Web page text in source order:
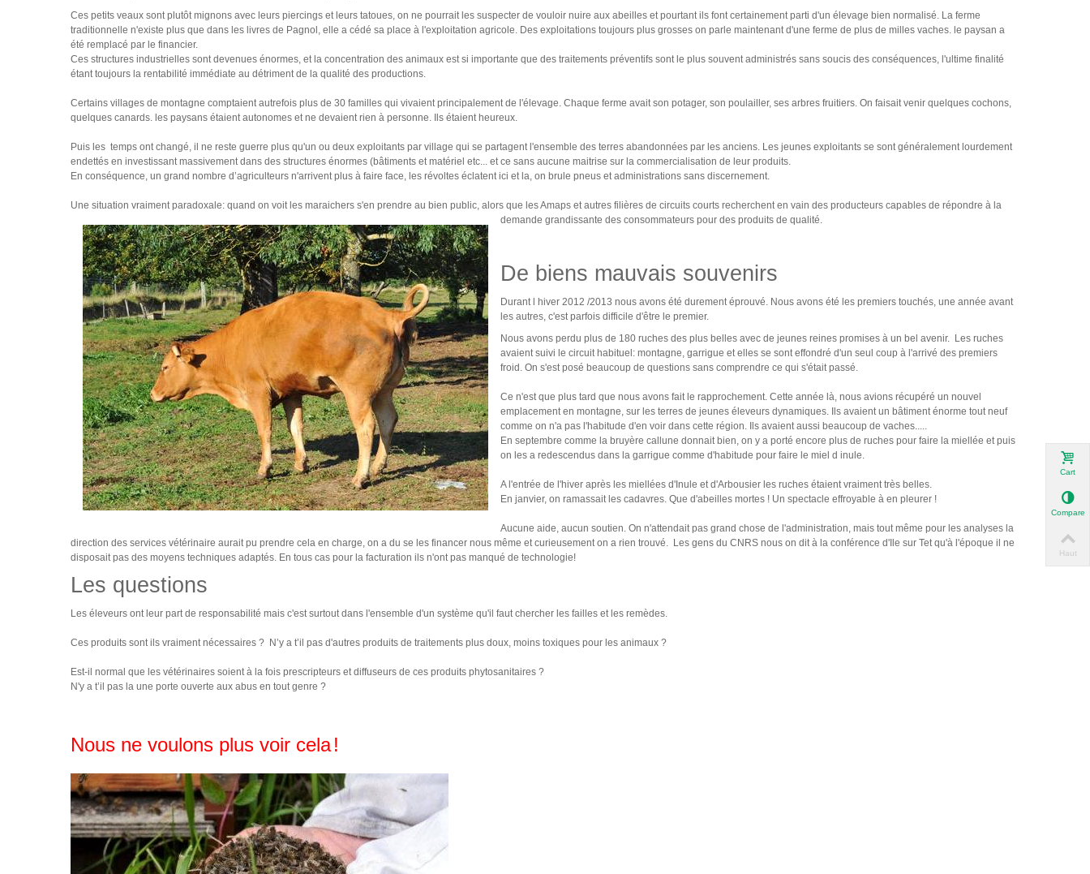
Ces petits veaux sont plutôt mignons avec leurs piercings et leurs tatoues, on ne pourrait les suspecter de vouloir nuire aux abeilles et pourtant ils font certainement parti d'un élevage bien normalisé. La ferme
traditionnelle n'existe plus que dans les livres de Pagnol, elle a cédé sa place à l'exploitation agricole. Des exploitations toujours plus grosses on parle maintenant d'une ferme de plus de milles vaches. le paysan a
été remplacé par le financier.
Ces structures industrielles sont devenues énormes, et la concentration des animaux est si importante que des traitements préventifs sont le plus souvent administrés sans soucis des conséquences, l'ultime finalité
étant toujours la rentabilité immédiate au détriment de la qualité des productions.
Certains villages de montagne comptaient autrefois plus de 30 familles qui vivaient principalement de l'élevage. Chaque ferme avait son potager, son poulailler, ses arbres fruitiers. On faisait venir quelques cochons,
quelques canards. les paysans étaient autonomes et ne devaient rien à personne. Ils étaient heureux.
Puis les temps ont changé, il ne reste guerre plus qu'un ou deux exploitants par village qui se partagent l'ensemble des terres abandonnées par les anciens. Les jeunes exploitants se sont généralement lourdement
endettés en investissant massivement dans des structures énormes (bâtiments et matériel etc... et ce sans aucune maitrise sur la commercialisation de leur produits.
En conséquence, un grand nombre d’agriculteurs n'arrivent plus à faire face, les révoltes éclatent ici et la, on brule pneus et administrations sans discernement.
Une situation vraiment paradoxale: quand on voit les maraichers s'en prendre au bien public, alors que les Amaps et autres filières de circuits courts recherchent en vain des producteurs capables de répondre à la
demande grandissante des consommateurs pour des produits de qualité.
De biens mauvais souvenirs
Durant l hiver 2012 /2013 nous avons été durement éprouvé. Nous avons été les premiers touchés, une année avant
les autres, c'est parfois difficile d'être le premier.
Nous avons perdu plus de 180 ruches des plus belles avec de jeunes reines promises à un bel avenir. Les ruches
avaient suivi le circuit habituel: montagne, garrigue et elles se sont effondré d'un seul coup à l'arrivé des premiers
froid. On s'est posé beaucoup de questions sans comprendre ce qui s'était passé.
Ce n'est que plus tard que nous avons fait le rapprochement. Cette année là, nous avions récupéré un nouvel
emplacement en montagne, sur les terres de jeunes éleveurs dynamiques. Ils avaient un bâtiment énorme tout neuf
comme on n'a pas l'habitude d'en voir dans cette région. Ils avaient aussi beaucoup de vaches.....
En septembre comme la bruyère callune donnait bien, on y a porté encore plus de ruches pour faire la miellée et puis
on les a redescendus dans la garrigue comme d'habitude pour faire le miel d inule.
A l'entrée de l'hiver après les miellées d'Inule et d'Arbousier les ruches étaient vraiment très belles.
En janvier, on ramassait les cadavres. Que d'abeilles mortes ! Un spectacle effroyable à en pleurer !
Aucune aide, aucun soutien. On n'attendait pas grand chose de l'administration, mais tout même pour les analyses la
direction des services vétérinaire aurait pu prendre cela en charge, on a du se les financer nous même et curieusement on a rien trouvé. Les gens du CNRS nous on dit à la conférence d'Ile sur Tet qu'à l'époque il ne
disposait pas des moyens techniques adaptés. En tous cas pour la facturation ils n'ont pas manqué de technologie!
Les questions
Les éleveurs ont leur part de responsabilité mais c'est surtout dans l'ensemble d'un système qu'il faut chercher les failles et les remèdes.
Ces produits sont ils vraiment nécessaires ? N’y a t’il pas d'autres produits de traitements plus doux, moins toxiques pour les animaux ?
Est-il normal que les vétérinaires soient à la fois prescripteurs et diffuseurs de ces produits phytosanitaires ?
N'y a t’il pas la une porte ouverte aux abus en tout genre ?
Nous ne voulons plus voir cela!
Cart
Compare
Haut